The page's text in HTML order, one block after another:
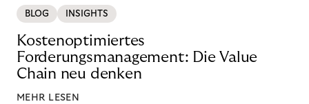
BLOG INSIGHTS
Kostenoptimiertes
Forderungsmanagement: Die Value
Chain neu denken
MEHR LESEN